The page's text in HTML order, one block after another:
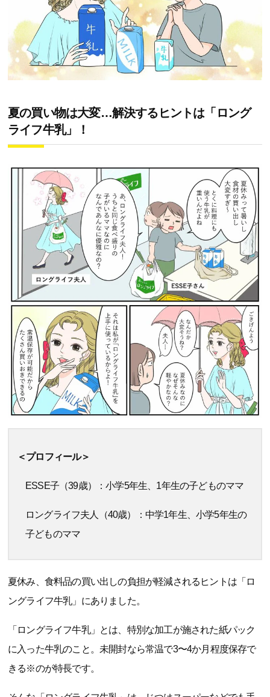
夏の買い物は大変…解決するヒントは「ロング
ライフ牛乳」！
＜プロフィール＞
ESSE子（39歳）：小学5年生、1年生の子どものママ
ロングライフ夫人（40歳）：中学1年生、小学5年生の
子どものママ
夏休み、食料品の買い出しの負担が軽減されるヒントは「ロ
ングライフ牛乳」にありました。
「ロングライフ牛乳」とは、特別な加工が施された紙パック
に入った牛乳のこと。未開封なら常温で3〜4か月程度保存で
きる※のが特長です。